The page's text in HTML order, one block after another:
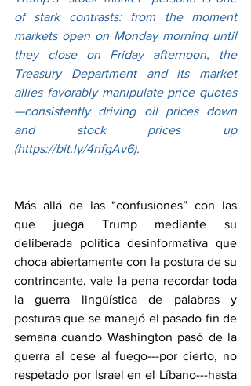
of stark contrasts: from the moment
markets open on Monday morning until
they close on Friday afternoon, the
Treasury Department and its market
allies favorably manipulate price quotes
—consistently driving oil prices down
and stock prices up
(https://bit.ly/4nfgAv6).
Más allá de las “confusiones” con las
que juega Trump mediante su
deliberada política desinformativa que
choca abiertamente con la postura de su
contrincante, vale la pena recordar toda
la guerra lingüística de palabras y
posturas que se manejó el pasado fin de
semana cuando Washington pasó de la
guerra al cese al fuego---por cierto, no
respetado por Israel en el Líbano---hasta